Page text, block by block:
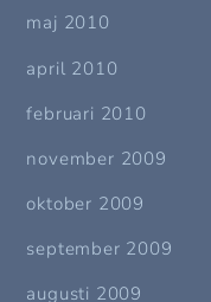
maj 2010
april 2010
februari 2010
november 2009
oktober 2009
september 2009
augusti 2009